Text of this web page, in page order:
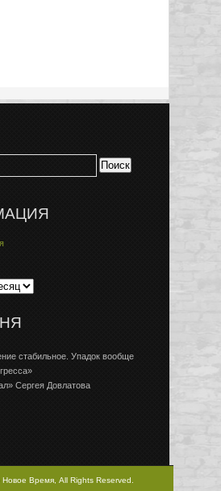
стабильное. Упадок вообще
Сергея Довлатова
Время, All Rights Reserved.